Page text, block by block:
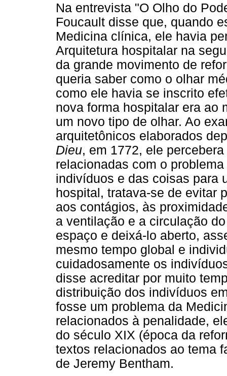
Na entrevista "O Olho do
Foucault disse que, quando
Medicina clínica, ele havia
Arquitetura hospitalar na
da grande movimento de
queria saber como o olhar
como ele havia se inscrito
nova forma hospitalar era ao
um novo tipo de olhar. Ao
arquitetônicos elaborados
Dieu, em 1772, ele
relacionadas com o
indivíduos e das coisas para
hospital, tratava-se de evitar
aos contágios, às
a ventilação e a circulação
espaço e deixá-lo aberto,
mesmo tempo global e
cuidadosamente os
disse acreditar por muito
distribuição dos indivíduos
fosse um problema da
relacionados à penalidade,
do século XIX (época da
textos relacionados ao tema
de Jeremy Bentham.